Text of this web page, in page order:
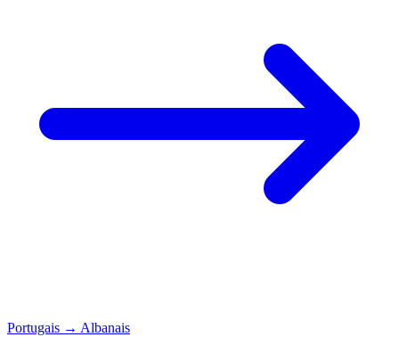
Portugais → Albanais